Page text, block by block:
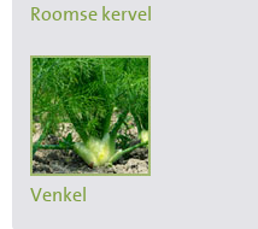
Roomse kervel
Venkel